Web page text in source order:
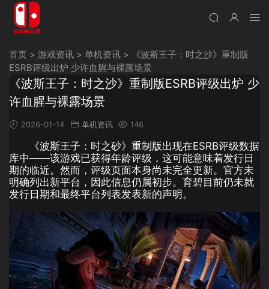
首页 > 游戏资讯 > 单机资讯 >
《波斯王子：时之沙》重制版
ESRB评级出炉 少许血腥与裸露场景
《波斯王子：时之沙》重制版ESRB评级出炉 少
许血腥与裸露场景
2026-01-14 单机资讯 146
《波斯王子：时之砂》重制版出现在ESRB评级数据
库中——该游戏已获得年龄评级，这可能意味着发行日
期的临近。然而，评级页面本身尚未完全更新。官方未
明确列出新平台，因此信息仍属初步。育碧目前仍未就
发行日期和最终平台列表发表新的声明。